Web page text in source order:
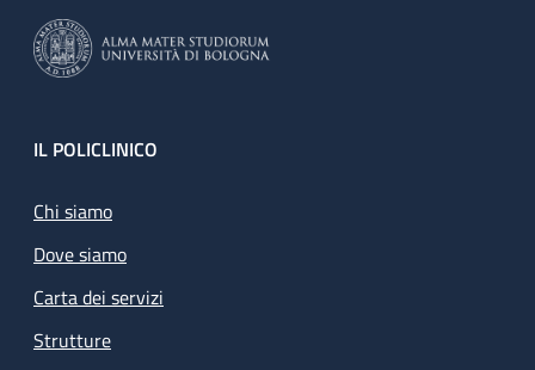
Footer
IL POLICLINICO
Chi siamo
Dove siamo
Carta dei servizi
Strutture